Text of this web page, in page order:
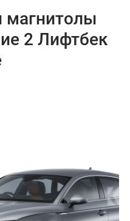
магнитолы
2 Лифтбек